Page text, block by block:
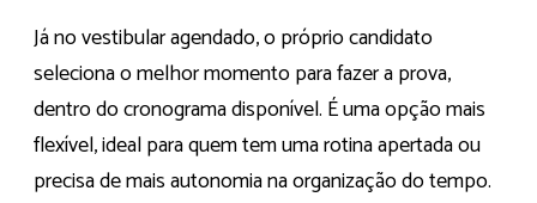
Já no vestibular agendado, o próprio candidato
seleciona o melhor momento para fazer a prova,
dentro do cronograma disponível. É uma opção mais
flexível, ideal para quem tem uma rotina apertada ou
precisa de mais autonomia na organização do tempo.